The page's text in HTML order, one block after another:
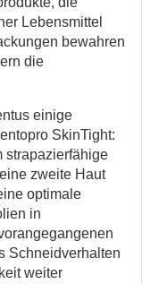
Lebensmittel
bewahren
die
einige
SkinTight:
strapazierfähige
zweite Haut
optimale
in
Schneidverhalten
weiter